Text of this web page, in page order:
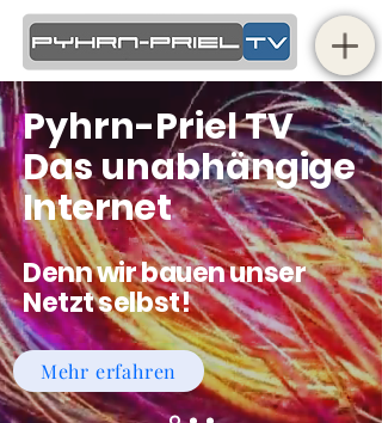
Pyhrn-Priel TV
Dasunabhängige
Internet
Denn wir bauen unser
Netzt selbst!
Mehr erfahren